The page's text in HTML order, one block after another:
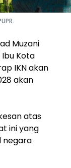
Muzani
Kota
IKN akan
akan
atas
ini yang
negara